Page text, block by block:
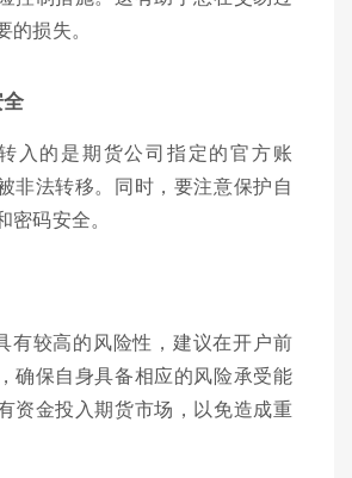
损失。
入的是期货公司指定的官方账
非法转移。同时，要注意保护自
码安全。
有较高的风险性，建议在开户前
确保自身具备相应的风险承受能
资金投入期货市场，以免造成重